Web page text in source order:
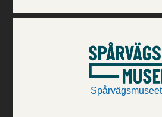
Spårvägsmuseet